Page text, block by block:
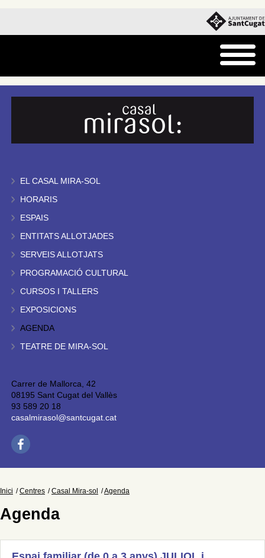
EL CASAL MIRA-SOL
HORARIS
ESPAIS
ENTITATS ALLOTJADES
SERVEIS ALLOTJATS
PROGRAMACIÓ CULTURAL
CURSOS I TALLERS
EXPOSICIONS
AGENDA
TEATRE DE MIRA-SOL
Carrer de Mallorca, 42
08195 Sant Cugat del Vallès
93 589 20 18
casalmirasol@santcugat.cat
Inici Centres Casal Mira-sol Agenda
Agenda